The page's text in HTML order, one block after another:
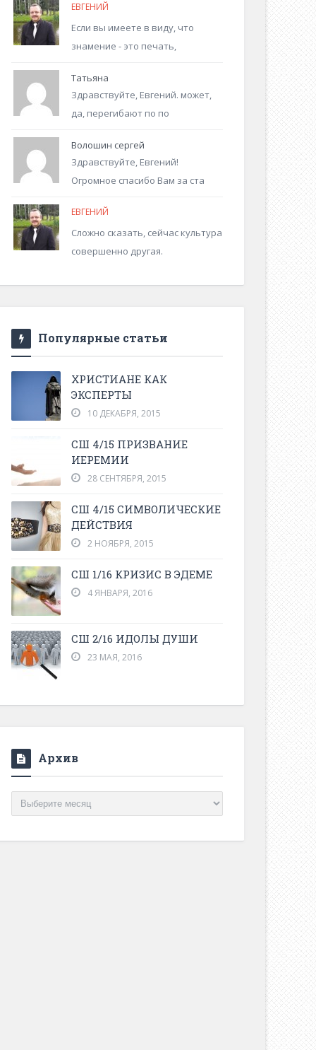
ЕВГЕНИЙ
Если вы имеете в виду, что
знамение - это печать,
Татьяна
Здравствуйте, Евгений. может,
да, перегибают по по
Волошин сергей
Здравствуйте, Евгений!
Огромное спасибо Вам за ста
ЕВГЕНИЙ
Сложно сказать, сейчас культура
совершенно другая.
Популярные статьи
ХРИСТИАНЕ КАК
ЭКСПЕРТЫ
10 ДЕКАБРЯ, 2015
СШ 4/15 ПРИЗВАНИЕ
ИЕРЕМИИ
28 СЕНТЯБРЯ, 2015
СШ 4/15 СИМВОЛИЧЕСКИЕ
ДЕЙСТВИЯ
2 НОЯБРЯ, 2015
СШ 1/16 КРИЗИС В ЭДЕМЕ
4 ЯНВАРЯ, 2016
СШ 2/16 ИДОЛЫ ДУШИ
23 МАЯ, 2016
Архив
Архив